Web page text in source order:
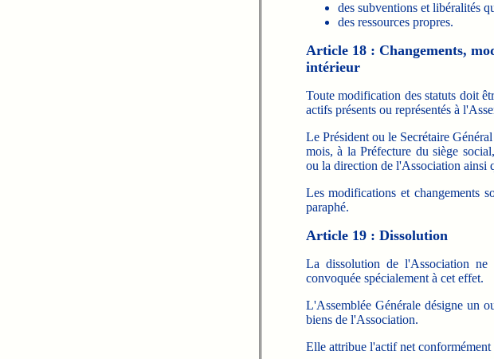
des subventions et libéralités
des ressources propres.
Article 18 : Changements,
intérieur
Toute modification des statuts doit
actifs présents ou représentés à
Le Président ou le Secrétaire
mois, à la Préfecture du siège
ou la direction de l'Association ainsi
Les modifications et changements
paraphé.
Article 19 : Dissolution
La dissolution de l'Association ne
convoquée spécialement à cet effet.
L'Assemblée Générale désigne un
biens de l'Association.
Elle attribue l'actif net conformément